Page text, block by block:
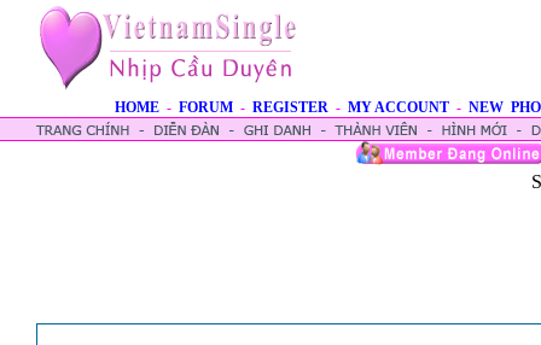
HOME - FORUM - REGISTER - MY ACCOUNT - NEW